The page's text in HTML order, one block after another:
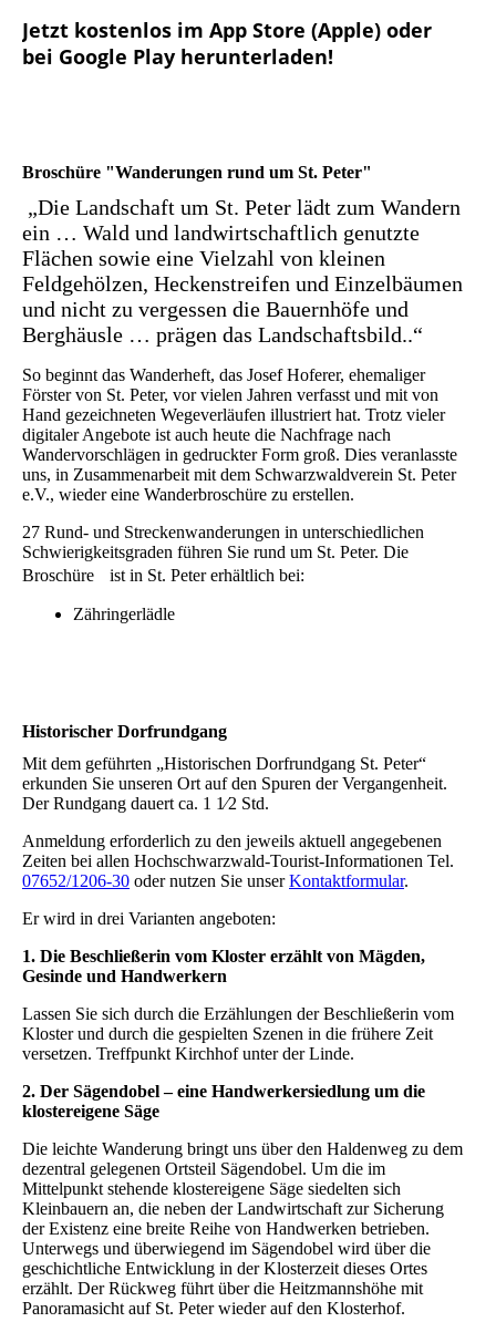
Jetzt kostenlos im App Store (Apple) oder
bei Google Play herunterladen!
Broschüre "Wanderungen rund um St. Peter"
„Die Landschaft um St. Peter lädt zum Wandern
ein … Wald und landwirtschaftlich genutzte
Flächen sowie eine Vielzahl von kleinen
Feldgehölzen, Heckenstreifen und Einzelbäumen
und nicht zu vergessen die Bauernhöfe und
Berghäusle … prägen das Landschaftsbild..“
So beginnt das Wanderheft, das Josef Hoferer, ehemaliger
Förster von St. Peter, vor vielen Jahren verfasst und mit von
Hand gezeichneten Wegeverläufen illustriert hat. Trotz vieler
digitaler Angebote ist auch heute die Nachfrage nach
Wandervorschlägen in gedruckter Form groß. Dies veranlasste
uns, in Zusammenarbeit mit dem Schwarzwaldverein St. Peter
e.V., wieder eine Wanderbroschüre zu erstellen.
27 Rund- und Streckenwanderungen in unterschiedlichen
Schwierigkeitsgraden führen Sie rund um St. Peter. Die
Broschüre ist in St. Peter erhältlich bei:
Zähringerlädle
Historischer Dorfrundgang
Mit dem geführten „Historischen Dorfrundgang St. Peter“
erkunden Sie unseren Ort auf den Spuren der Vergangenheit.
Der Rundgang dauert ca. 1 1⁄2 Std.
Anmeldung erforderlich zu den jeweils aktuell angegebenen
Zeiten bei allen Hochschwarzwald-Tourist-Informationen Tel.
07652/1206-30 oder nutzen Sie unserKontaktformular.
Er wird in drei Varianten angeboten:
1. Die Beschließerin vom Kloster erzählt von Mägden,
Gesinde und Handwerkern
Lassen Sie sich durch die Erzählungen der Beschließerin vom
Kloster und durch die gespielten Szenen in die frühere Zeit
versetzen. Treffpunkt Kirchhof unter der Linde.
2. Der Sägendobel – eine Handwerkersiedlung um die
klostereigene Säge
Die leichte Wanderung bringt uns über den Haldenweg zu dem
dezentral gelegenen Ortsteil Sägendobel. Um die im
Mittelpunkt stehende klostereigene Säge siedelten sich
Kleinbauern an, die neben der Landwirtschaft zur Sicherung
der Existenz eine breite Reihe von Handwerken betrieben.
Unterwegs und überwiegend im Sägendobel wird über die
geschichtliche Entwicklung in der Klosterzeit dieses Ortes
erzählt. Der Rückweg führt über die Heitzmannshöhe mit
Panoramasicht auf St. Peter wieder auf den Klosterhof.